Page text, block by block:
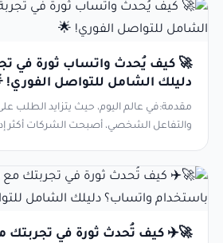
🚀 كيف يُحدث واتساب ثورة في
دليلك الشامل للتواصل الفوري!
مقدمة:في عالم اليوم، حيث يتزايد الطلب
والتفاعل الشخصي، أصبحت الشركات أكثر
🚀✈️ كيف تُحدث ثورة في تجربتك